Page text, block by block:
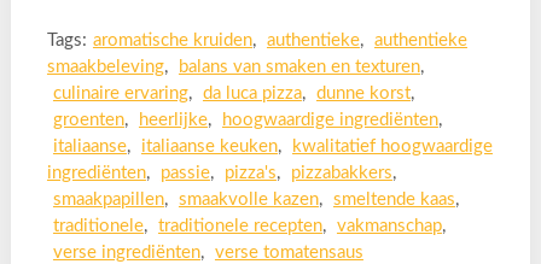
Tags: aromatische kruiden, authentieke, authentieke
smaakbeleving, balans van smaken en texturen,
culinaire ervaring, da luca pizza, dunne korst,
groenten, heerlijke, hoogwaardige ingrediënten,
italiaanse, italiaanse keuken,
kwalitatief hoogwaardige
ingrediënten, passie, pizza's, pizzabakkers,
smaakpapillen, smaakvolle kazen, smeltende kaas,
traditionele, traditionele recepten, vakmanschap,
verse ingrediënten, verse tomatensaus